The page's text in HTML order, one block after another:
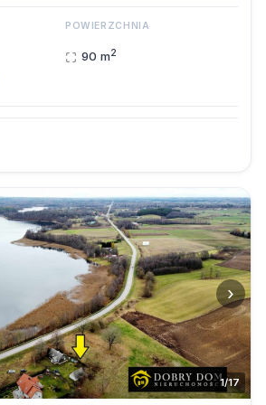
POWIERZCHNIA
90 m2
›
1/17